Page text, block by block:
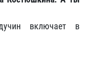
включает в